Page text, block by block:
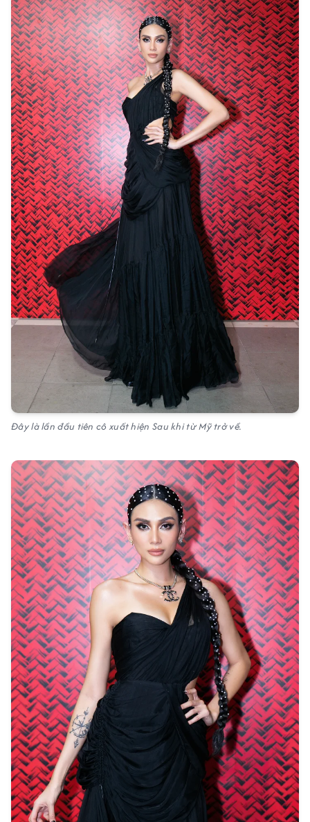
Đây là lần đầu tiên cô xuất hiện Sau khi từ Mỹ trở về.